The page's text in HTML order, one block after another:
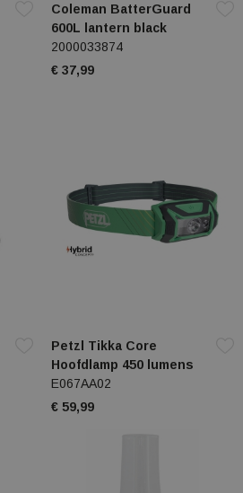
Coleman BatterGuard
600L lantern black
2000033874
€ 37,99
Petzl Tikka Core
Hoofdlamp 450 lumens
E067AA02
€ 59,99